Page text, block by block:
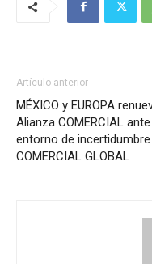
Artículo anterior
MÉXICO y EUROPA
Alianza COMERCIAL
entorno de incertidumbre
COMERCIAL GLOBAL